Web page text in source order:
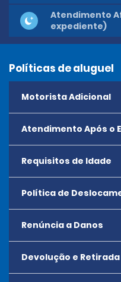
Atendimento
expediente)
Políticas de aluguel
Motorista Adicional
Atendimento Após o
Reservas após o
Requisitos de Idade
A idade mínima para
anos. Não há idade
Política de
Renúncia a Danos
Devolução e Retirada